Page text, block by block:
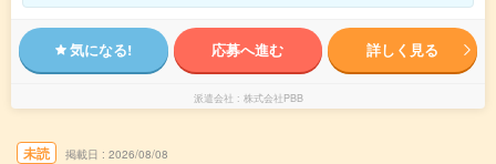
気になる! 応募へ進む 詳しく見る
派遣会社 株式会社PBB
未読 掲載日 2026/08/08